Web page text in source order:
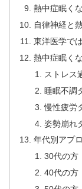
熱中症眠く
自律神経と
東洋医学で
熱中症眠く
ストレス
睡眠不調
慢性疲労
姿勢崩れ
年代別アプ
30代の方
40代の方